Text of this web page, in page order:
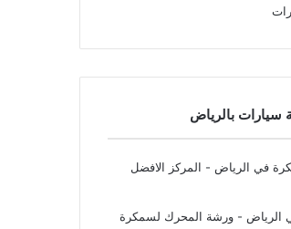
سيارات بالرياض
في الرياض - المركز الافضل
الرياض - ورشة المحرك لسمكرة